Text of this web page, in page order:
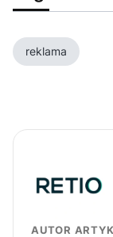
reklama
AUTOR